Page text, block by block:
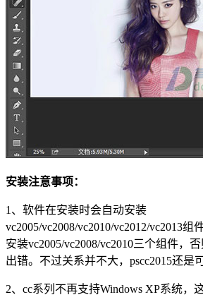
安装注意事项：
1、软件在安装时会自动安装
vc2005/vc2008/vc2010/vc2012/vc2013
安装vc2005/vc2008/vc2010三个组件，
出错。不过关系并不大，pscc2015还是
2、cc系列不再支持Windows XP系统，